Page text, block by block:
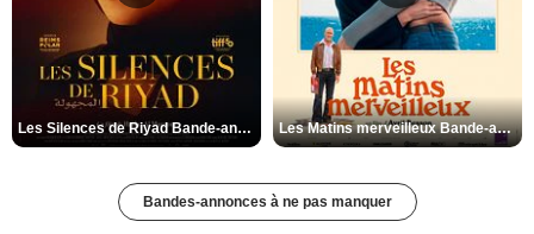
Les Silences de Riyad Bande-annonce VO STFR Les Matins merveilleux Bande-annonce VF
Bandes-annonces à ne pas manquer